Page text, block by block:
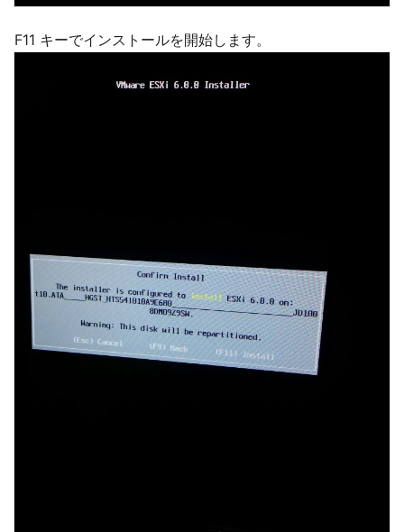
F11 キーでインストールを開始します。